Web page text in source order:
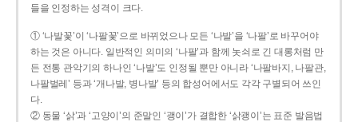
들을 인정하는 성격이 크다.
① ‘나발꽃’이 ‘나팔꽃’으로 바뀌었으나 모든 ‘나발’을 ‘나팔’로 바꾸어야
하는 것은 아니다. 일반적인 의미의 ‘나팔’과 함께 놋쇠로 긴 대롱처럼 만
든 전통 관악기의 하나인 ‘나발’도 인정될 뿐만 아니라 ‘나팔바지, 나팔관,
나팔벌레’ 등과 ‘개나발, 병나발’ 등의 합성어에서도 각각 구별되어 쓰인
다.
② 동물 ‘삵’과 ‘고양이’의 준말인 ‘괭이’가 결합한 ‘삵괭이’는 표준 발음법